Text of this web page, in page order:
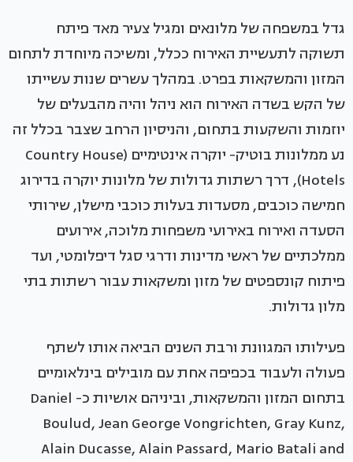
גדל במשפחה של מלונאים ומגיל צעיר מאד פיתח
תשוקה לתעשיית האירוח ככלל, ומשיכה מיוחדת לתחום
המזון והמשקאות בפרט. במהלך עשרים שנות עשייתו
של הקש בשדה האירוח הוא ניהל והיה מהבעלים של
יוזמות והשקעות בתחום, והניסיון הרחב שצבר בכלל זה
נע ממלונות בוטיק- יוקרה אינטימיים (Country House
Hotels), דרך רשתות גדולות של מלונות יוקרה בדירוג
חמישה כוכבים, מסעדות בעלות כוכבי מישלן, שירותי
הסעדה ואירוח באירועי משפחות מלוכה, אירועים
ממלכתיים של ראשי מדינות ודרגי סגל דיפלומטי, ועד
פיתוח קונספטים של מזון ומשקאות עבור רשתות בתי
מלון גדולות.
פעילותו המגוונת ורבת השנים הביאה אותו לשתף
פעולה ולעבוד בכפיפה אחת עם מובילים בינלאומיים
בתחום המזון והמשקאות, וביניהם אושיות כ- Daniel
Boulud, Jean George Vongrichten, Gray Kunz,
Alain Ducasse, Alain Passard, Mario Batali and